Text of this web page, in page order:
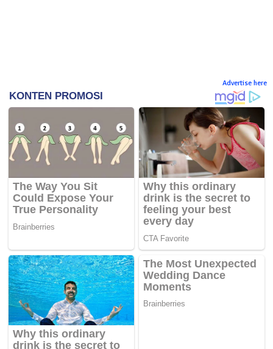
Advertise here